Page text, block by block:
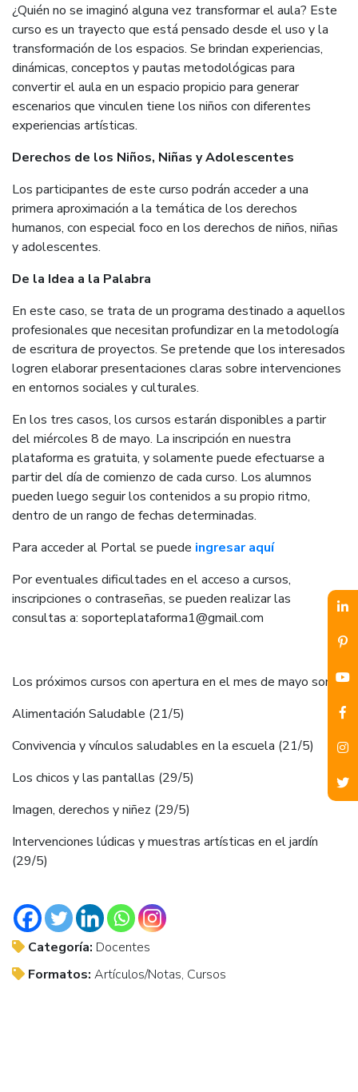
¿Quién no se imaginó alguna vez transformar el aula? Este
curso es un trayecto que está pensado desde el uso y la
transformación de los espacios. Se brindan experiencias,
dinámicas, conceptos y pautas metodológicas para
convertir el aula en un espacio propicio para generar
escenarios que vinculen tiene los niños con diferentes
experiencias artísticas.
Derechos de los Niños, Niñas y Adolescentes
Los participantes de este curso podrán acceder a una
primera aproximación a la temática de los derechos
humanos, con especial foco en los derechos de niños, niñas
y adolescentes.
De la Idea a la Palabra
En este caso, se trata de un programa destinado a aquellos
profesionales que necesitan profundizar en la metodología
de escritura de proyectos. Se pretende que los interesados
logren elaborar presentaciones claras sobre intervenciones
en entornos sociales y culturales.
En los tres casos, los cursos estarán disponibles a partir
del miércoles 8 de mayo. La inscripción en nuestra
plataforma es gratuita, y solamente puede efectuarse a
partir del día de comienzo de cada curso. Los alumnos
pueden luego seguir los contenidos a su propio ritmo,
dentro de un rango de fechas determinadas.
Para acceder al Portal se puede ingresar aquí
Por eventuales dificultades en el acceso a cursos,
inscripciones o contraseñas, se pueden realizar las
consultas a: soporteplataforma1@gmail.com
Los próximos cursos con apertura en el mes de mayo son:
Alimentación Saludable (21/5)
Convivencia y vínculos saludables en la escuela (21/5)
Los chicos y las pantallas (29/5)
Imagen, derechos y niñez (29/5)
Intervenciones lúdicas y muestras artísticas en el jardín
(29/5)
Categoría: Docentes
Formatos: Artículos/Notas, Cursos